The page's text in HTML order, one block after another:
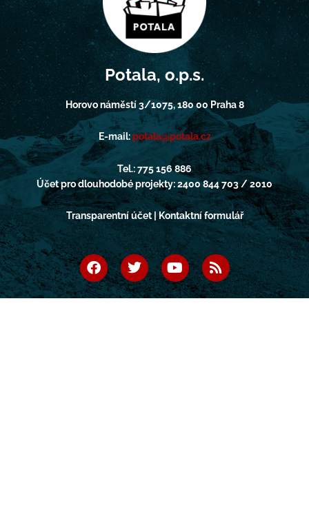
Potala, o.p.s.
Horovo náměstí 3/1075, 180 00 Praha 8
E-mail:potala@potala.cz
Tel.: 775 156 886
Účet pro dlouhodobé projekty: 2400 844 703 / 2010
Transparentní účet | Kontaktní formulář
F
a
c
e
T
w
i
t
Y
o
u
t
R
s
s